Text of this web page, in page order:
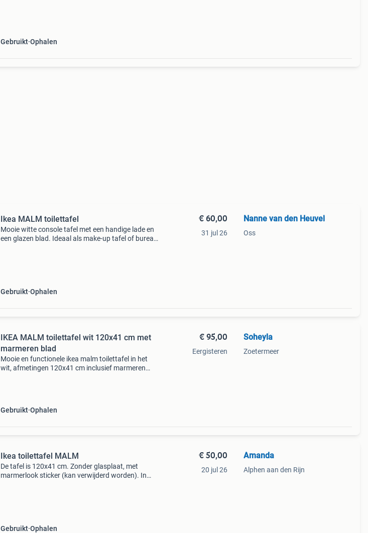
Gebruikt Ophalen
Ikea MALM toilettafel
Mooie witte console tafel met een handige lade en
een glazen blad. Ideaal als make-up tafel of bureau.
Gebruikt Ophalen
€ 60,00
31 jul 26
Nanne van den Heuvel
Oss
IKEA MALM toilettafel wit 120x41 cm met
marmeren blad
Mooie en functionele ikea malm toilettafel in het
wit, afmetingen 120x41 cm inclusief marmeren
Gebruikt Ophalen
€ 95,00
Eergisteren
Soheyla
Zoetermeer
Ikea toilettafel MALM
De tafel is 120x41 cm. Zonder glasplaat, met
marmerlook sticker (kan verwijderd worden). In
Gebruikt Ophalen
€ 50,00
20 jul 26
Amanda
Alphen aan den Rijn